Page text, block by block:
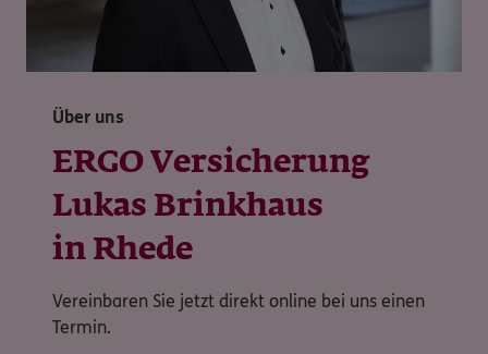
Über uns
ERGO Versicherung
Lukas Brinkhaus
in Rhede
Vereinbaren Sie jetzt direkt online bei uns einen
Termin.